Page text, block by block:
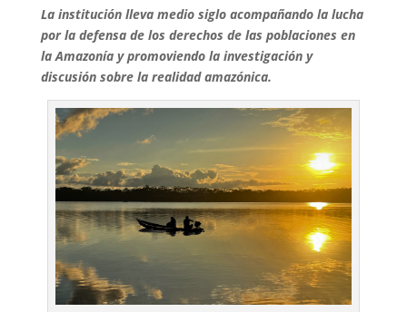
La institución lleva medio siglo acompañando la lucha
por la defensa de los derechos de las poblaciones en
la Amazonía y promoviendo la investigación y
discusión sobre la realidad amazónica.